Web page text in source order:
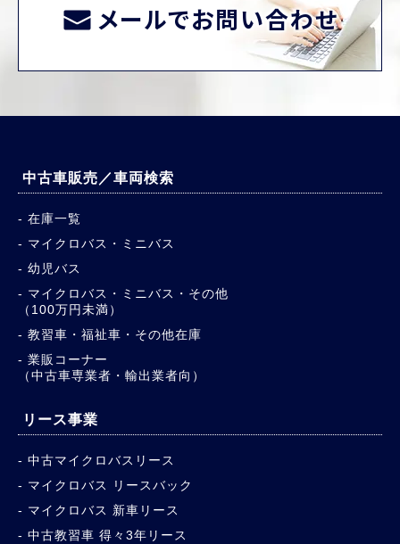
メールでお問い合わせ
中古車販売／車両検索
在庫一覧
マイクロバス・ミニバス
幼児バス
マイクロバス・ミニバス・その他
（100万円未満）
教習車・福祉車・その他在庫
業販コーナー
（中古車専業者・輸出業者向）
リース事業
中古マイクロバスリース
マイクロバス リースバック
マイクロバス 新車リース
中古教習車 得々3年リース